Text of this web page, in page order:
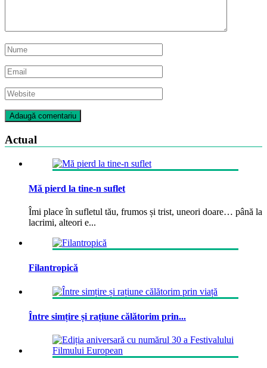
Actual
Mă pierd la tine-n suflet
Îmi place în sufletul tău, frumos și trist, uneori doare… până la
lacrimi, alteori e...
Filantropică
Între simțire și rațiune călătorim prin...